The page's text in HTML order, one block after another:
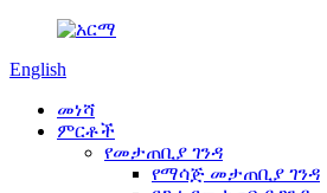
English
መነሻ
ምርቶች
የመታጠቢያ ገንዳ
የማሳጅ መታጠቢያ ገንዳ